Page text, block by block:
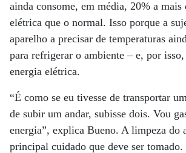
ainda consome, em média, 20% a mais
elétrica que o normal. Isso porque a
aparelho a precisar de temperaturas
para refrigerar o ambiente – e, por
energia elétrica.
“É como se eu tivesse de transportar
de subir um andar, subisse dois. Vou
energia”, explica Bueno. A limpeza do
principal cuidado que deve ser